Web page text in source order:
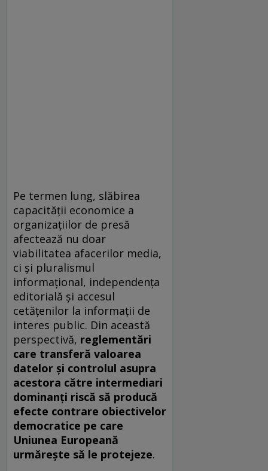
Pe termen lung, slăbirea
capacității economice a
organizațiilor de presă
afectează nu doar
viabilitatea afacerilor media,
ci și pluralismul
informațional, independența
editorială și accesul
cetățenilor la informații de
interes public. Din această
perspectivă, reglementări
care transferă valoarea
datelor și controlul asupra
acestora către intermediari
dominanți riscă să producă
efecte contrare obiectivelor
democratice pe care
Uniunea Europeană
urmărește să le protejeze.